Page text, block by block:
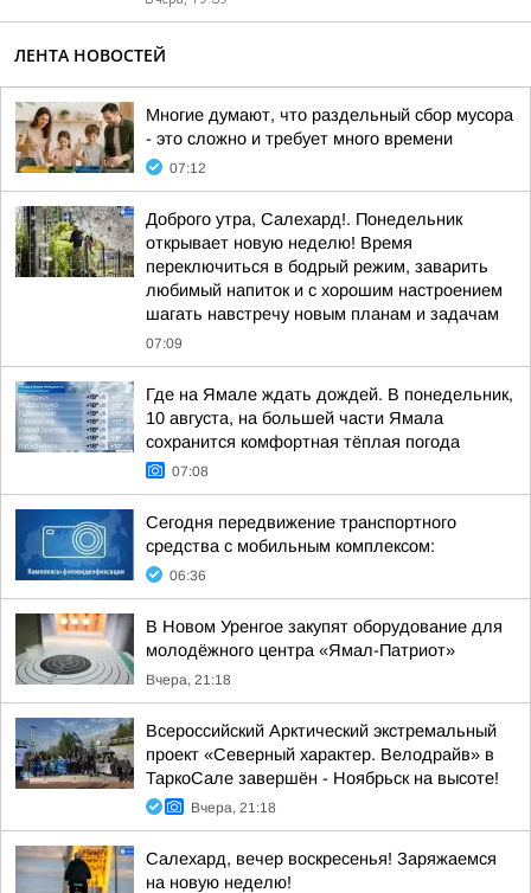
ЛЕНТА НОВОСТЕЙ
Многие думают, что раздельный сбор мусора
- это сложно и требует много времени
07:12
Доброго утра, Салехард!. Понедельник
открывает новую неделю! Время
переключиться в бодрый режим, заварить
любимый напиток и с хорошим настроением
шагать навстречу новым планам и задачам
07:09
Где на Ямале ждать дождей. В понедельник,
10 августа, на большей части Ямала
сохранится комфортная тёплая погода
07:08
Сегодня передвижение транспортного
средства с мобильным комплексом:
06:36
В Новом Уренгое закупят оборудование для
молодёжного центра «Ямал-Патриот»
Вчера, 21:18
Всероссийский Арктический экстремальный
проект «Северный характер. Велодрайв» в
ТаркоСале завершён - Ноябрьск на высоте!
Вчера, 21:18
Салехард, вечер воскресенья! Заряжаемся
на новую неделю!